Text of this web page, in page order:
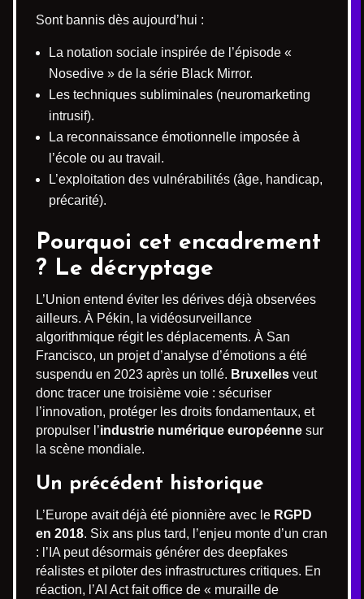
Sont bannis dès aujourd’hui :
La notation sociale inspirée de l’épisode «
Nosedive » de la série Black Mirror.
Les techniques subliminales (neuromarketing
intrusif).
La reconnaissance émotionnelle imposée à
l’école ou au travail.
L’exploitation des vulnérabilités (âge, handicap,
précarité).
Pourquoi cet encadrement
? Le décryptage
L’Union entend éviter les dérives déjà observées
ailleurs. À Pékin, la vidéosurveillance
algorithmique régit les déplacements. À San
Francisco, un projet d’analyse d’émotions a été
suspendu en 2023 après un tollé. Bruxelles veut
donc tracer une troisième voie : sécuriser
l’innovation, protéger les droits fondamentaux, et
propulser l’industrie numérique européenne sur
la scène mondiale.
Un précédent historique
L’Europe avait déjà été pionnière avec le RGPD
en 2018. Six ans plus tard, l’enjeu monte d’un cran
: l’IA peut désormais générer des deepfakes
réalistes et piloter des infrastructures critiques. En
réaction, l’AI Act fait office de « muraille de